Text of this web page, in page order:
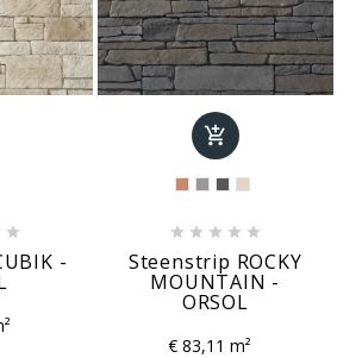

-

    
Steenstrip ROCKY
MOUNTAIN -
ORSOL
€ 83,11 m²